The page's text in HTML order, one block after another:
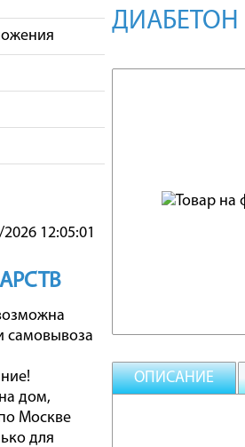
12:05:01
самовывоза
дом,
Москве
для
ДИАБЕТОН
ОПИСАНИЕ